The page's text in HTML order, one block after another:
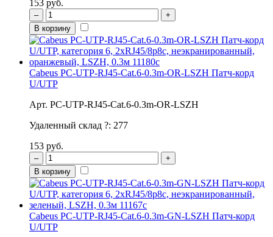
153 руб.
–
+
В корзину
Cabeus PC-UTP-RJ45-Cat.6-0.3m-OR-LSZH Патч-корд
U/UTP
Арт. PC-UTP-RJ45-Cat.6-0.3m-OR-LSZH
Удаленный склад ?: 277
153 руб.
–
+
В корзину
Cabeus PC-UTP-RJ45-Cat.6-0.3m-GN-LSZH Патч-корд
U/UTP